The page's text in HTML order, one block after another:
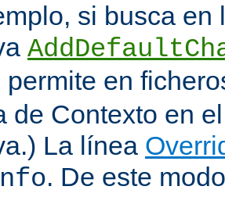
si busca en
permite en
de Contexto en
La línea
. De este